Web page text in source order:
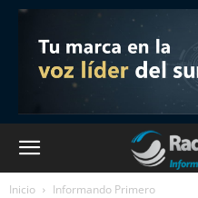
Inicio Informando Primero